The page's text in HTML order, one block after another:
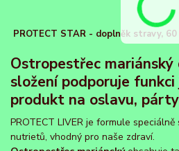
PROTECT STAR - doplněk stravy,
Ostropestřec mariánský
složení podporuje
produkt na oslavu,
PROTECT LIVER je formule
nutrietů, vhodný pro naše zdraví.